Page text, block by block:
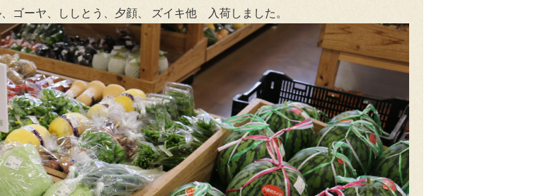
ゴーヤ、ししとう、夕顔、 ズイキ他 入荷しました。